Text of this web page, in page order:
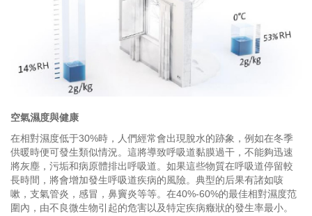
空氣濕度與健康
在相對濕度低于30%時，人們經常會出現脫水的跡象，例如在冬季
供暖時便可發生類似情況。這將導致呼吸道黏膜過干，不能夠迅速
將灰塵，污垢和病原體排出呼吸道。如果這些物質在呼吸道停留較
長時間，將會增加發生呼吸道疾病的風險。典型的后果有諸如咳
嗽，支氣管炎，感冒，鼻竇炎等等。在40%-60%的最佳相對濕度范
圍內，由不良微生物引起的危害以及特定疾病癥狀的發生率最小。